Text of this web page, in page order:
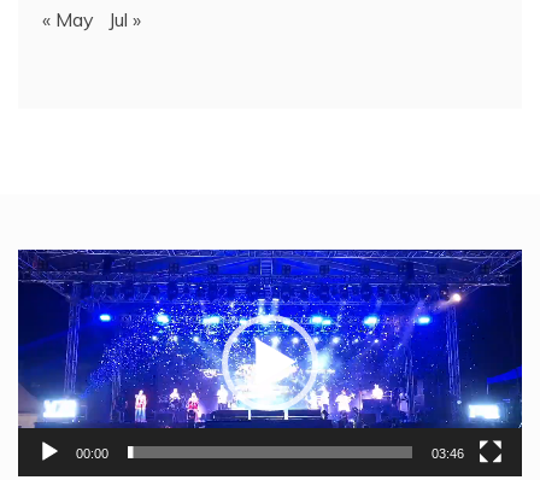
« May Jul »
Video
Player
00:00 03:46